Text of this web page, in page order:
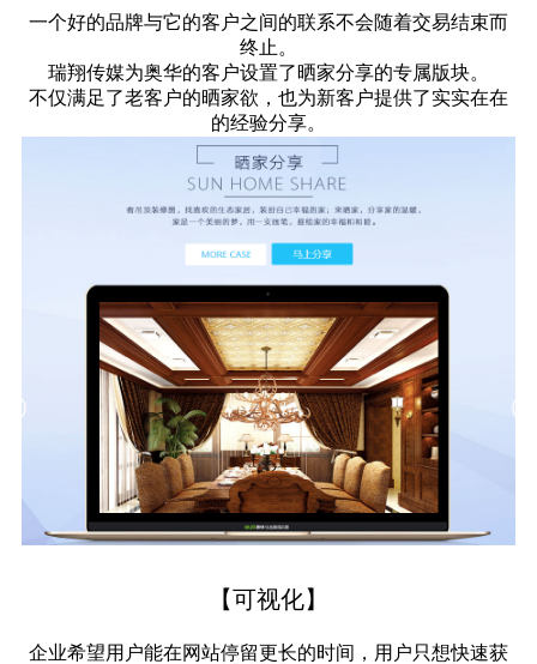
一个好的品牌与它的客户之间的联系不会随着交易结束而
终止。
瑞翔传媒为奥华的客户设置了晒家分享的专属版块。
不仅满足了老客户的晒家欲，也为新客户提供了实实在在
的经验分享。
【可视化】
企业希望用户能在网站停留更长的时间，用户只想快速获